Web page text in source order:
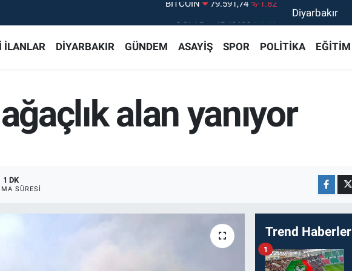
BITCOIN
79.591,74 %-1.82
Diyarbakır
İLANLAR DİYARBAKIR GÜNDEM ASAYİŞ SPOR POLİTİKA EĞİTİM
alan yanıyor
1 DK
SÜRESI
Trend Haberler
1